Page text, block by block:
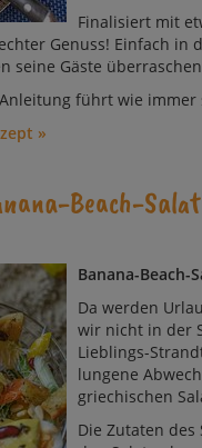
Finalisiert mit
Ge­nuss! Ein­fach
sei­ne Gäs­te
führt wie im­mer
»
Beach-
Banana-Beach-
Da werden
wir nicht in der
Lieblings-
lun­ge­ne
grie­chi­schen
Die Zutaten